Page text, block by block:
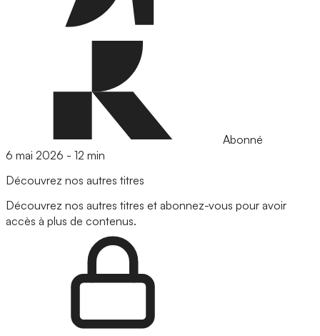
Abonné
6 mai 2026 - 12 min
Découvrez nos autres titres
Découvrez nos autres titres et abonnez-vous pour avoir
accès à plus de contenus.